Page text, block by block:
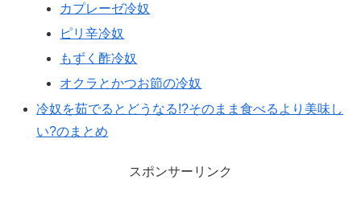
カプレーゼ冷奴
ピリ辛冷奴
もずく酢冷奴
オクラとかつお節の冷奴
冷奴を茹でるとどうなる!?そのまま食べるより美味し
い?のまとめ
スポンサーリンク